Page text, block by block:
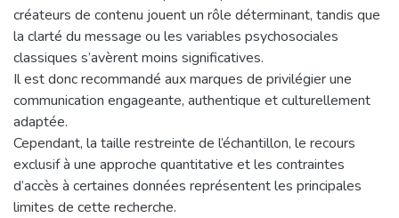
créateurs de contenu jouent un rôle déterminant, tandis que
la clarté du message ou les variables psychosociales
classiques s’avèrent moins significatives.
Il est donc recommandé aux marques de privilégier une
communication engageante, authentique et culturellement
adaptée.
Cependant, la taille restreinte de l’échantillon, le recours
exclusif à une approche quantitative et les contraintes
d’accès à certaines données représentent les principales
limites de cette recherche.